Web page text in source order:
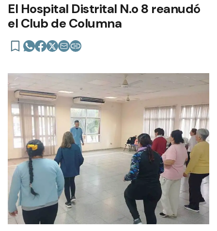
El Hospital Distrital N.o 8 reanudó
el Club de Columna